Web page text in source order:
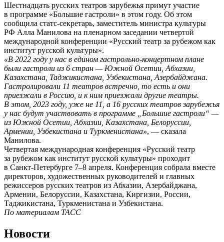
Шестнадцать русских театров зарубежья примут участие
в программе «Большие гастроли» в этом году. Об этом
сообщила статс-секретарь, заместитель министра культуры
РФ Алла Манилова на пленарном заседании четвертой
международной конференции «Русский театр за рубежом как
институт русской культуры».
«В 2022 году у нас в едином гастрольно-концертном плане
были гастроли из 6 стран — Южной Осетии, Абхазии,
Казахстана, Таджикистана, Узбекистана, Азербайджана.
Гастролировали 11 театров встречно, то есть и они
приезжали в Россию, и к ним приезжали другие театры.
В этом, 2023 году, уже не 11, а 16 русских театров зарубежья
у нас будут участвовать в программе „Большие гастроли“ —
из Южной Осетии, Абхазии, Казахстана, Белоруссии,
Армении, Узбекистана и Туркменистана», — сказала
Манилова.
Четвертая международная конференция «Русский театр
за рубежом как институт русской культуры» проходит
в Санкт-Петербурге 7–8 апреля. Конференция собрала вместе
директоров, художественных руководителей и главных
режиссеров русских театров из Абхазии, Азербайджана,
Армении, Белоруссии, Казахстана, Киргизии, России,
Таджикистана, Туркменистана и Узбекистана.
По материалам ТАСС
Новости